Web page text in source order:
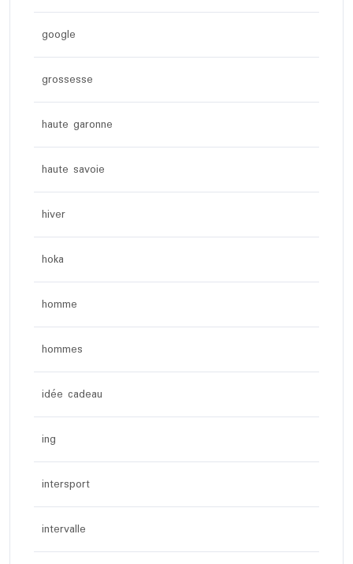
google
grossesse
haute garonne
haute savoie
hiver
hoka
homme
hommes
idée cadeau
ing
intersport
intervalle